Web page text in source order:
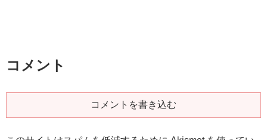
コメント
コメントを書き込む